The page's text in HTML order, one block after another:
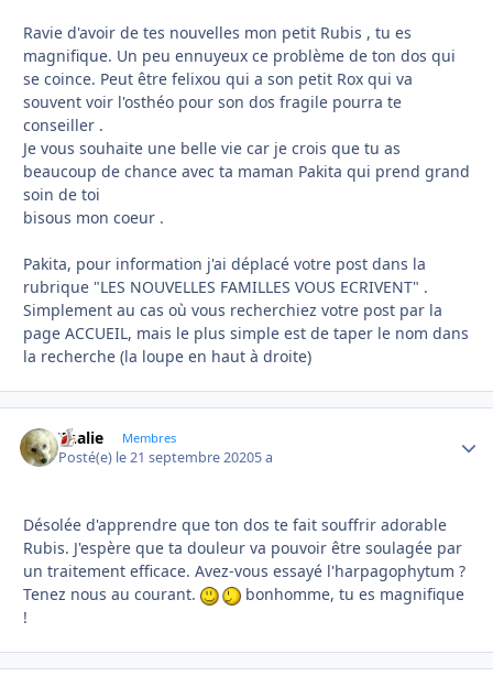
Ravie d'avoir de tes nouvelles mon petit Rubis , tu es
magnifique. Un peu ennuyeux ce problème de ton dos qui
se coince. Peut être felixou qui a son petit Rox qui va
souvent voir l'osthéo pour son dos fragile pourra te
conseiller .
Je vous souhaite une belle vie car je crois que tu as
beaucoup de chance avec ta maman Pakita qui prend grand
soin de toi
bisous mon coeur .
Pakita, pour information j'ai déplacé votre post dans la
rubrique "LES NOUVELLES FAMILLES VOUS ECRIVENT" .
Simplement au cas où vous recherchiez votre post par la
page ACCUEIL, mais le plus simple est de taper le nom dans
la recherche (la loupe en haut à droite)
Thalie Membres
Posté(e) le 21 septembre 20205 a
Désolée d'apprendre que ton dos te fait souffrir adorable
Rubis. J'espère que ta douleur va pouvoir être soulagée par
un traitement efficace. Avez-vous essayé l'harpagophytum ?
Tenez nous au courant.
bonhomme, tu es magnifique
!